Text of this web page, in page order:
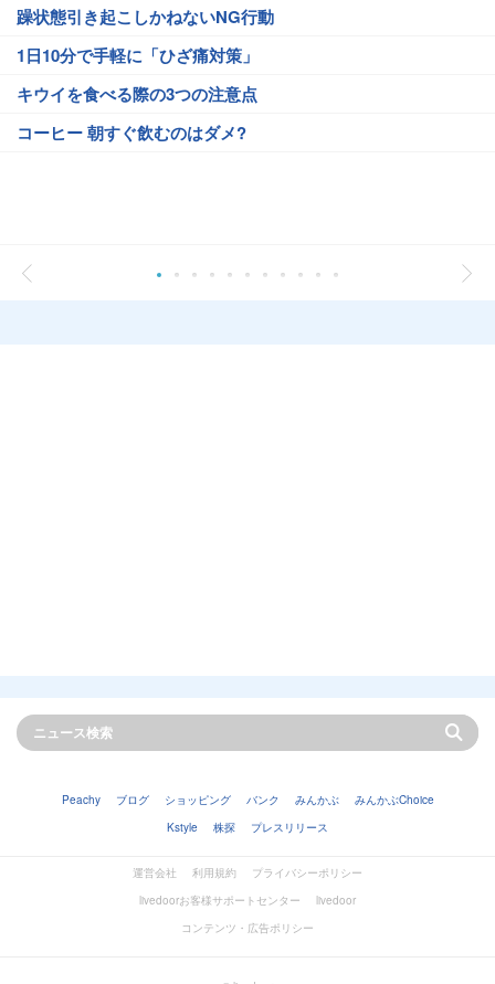
躁状態引き起こしかねないNG行動
1日10分で手軽に「ひざ痛対策」
キウイを食べる際の3つの注意点
コーヒー 朝すぐ飲むのはダメ?
Peachy ブログ ショッピング バンク みんかぶ
みんかぶChoice
Kstyle
株探 プレスリリース
運営会社 利用規約
プライバシーポリシー
livedoorお客様サポートセンター
livedoor
コンテンツ・広告ポリシー